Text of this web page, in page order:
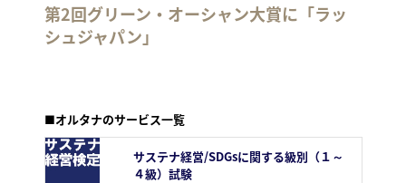
第2回グリーン・オーシャン大賞に「ラッ
シュジャパン」
■オルタナのサービス一覧
サステナ経営/SDGsに関する級別（１～
４級）試験